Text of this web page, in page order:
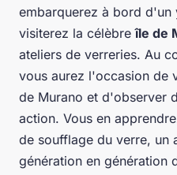
embarquerez à bord d'un
visiterez la célèbreîle de
ateliers de verreries. Au
vous aurez l'occasion de
de Murano et d'observer
action. Vous en
de soufflage du verre, un
génération en génération